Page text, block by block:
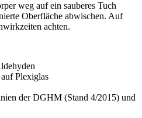
weg auf ein sauberes Tuch
Oberfläche abwischen. Auf
achten.
Plexiglas
der DGHM (Stand 4/2015) und